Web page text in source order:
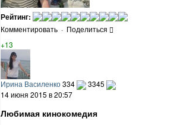
Рейтинг:
Комментировать · Поделиться
+13
Ирина Василенко334
3345
14 июня 2015 в 20:57
Любимая кинокомедия